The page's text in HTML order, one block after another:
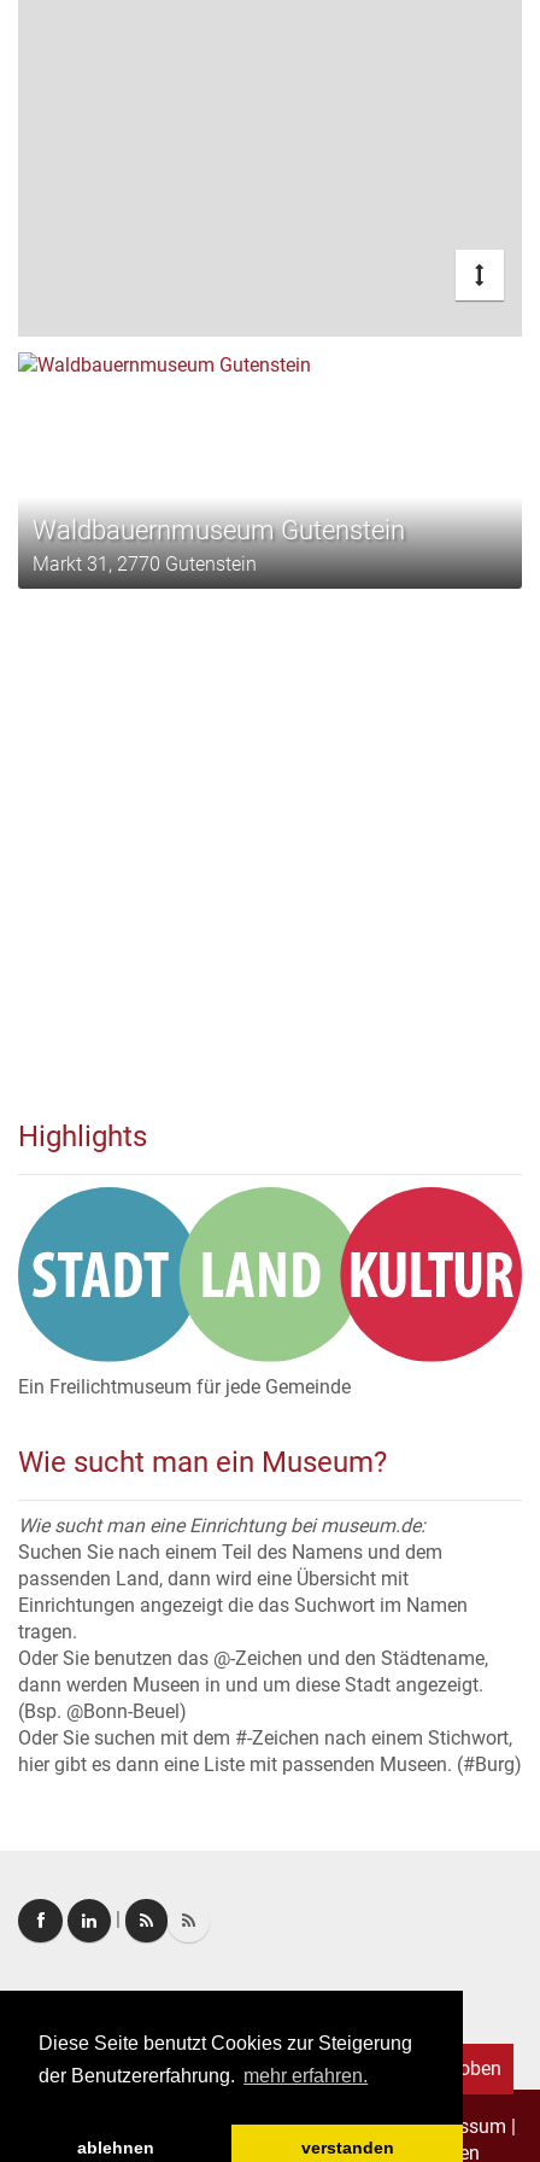
Diese Seite benutzt Cookies zur Steigerung
der Benutzererfahrung. mehr erfahren.
ablehnen verstanden
Waldbauernmuseum Gutenstein
Markt 31, 2770 Gutenstein
Highlights
Ein Freilichtmuseum für jede Gemeinde
Wie sucht man ein Museum?
Wie sucht man eine Einrichtung bei museum.de:
Suchen Sie nach einem Teil des Namens und dem
passenden Land, dann wird eine Übersicht mit
Einrichtungen angezeigt die das Suchwort im Namen
tragen.
Oder Sie benutzen das @-Zeichen und den Städtename,
dann werden Museen in und um diese Stadt angezeigt.
(Bsp. @Bonn-Beuel)
Oder Sie suchen mit dem #-Zeichen nach einem Stichwort,
hier gibt es dann eine Liste mit passenden Museen. (#Burg)
Copyright © 2026. Alle Rechte vorbehalten.–Impressum
Datenschutz
Allgemeine Geschäftsbedingungen
Nach oben